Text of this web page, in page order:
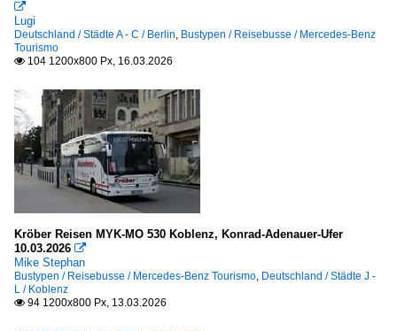

Lugi
Deutschland / Städte A - C / Berlin, Bustypen / Reisebusse / Mercedes-Benz
Tourismo
 104 1200x800 Px, 16.03.2026
Kröber Reisen MYK-MO 530 Koblenz, Konrad-Adenauer-Ufer
10.03.2026 
Mike Stephan
Bustypen / Reisebusse / Mercedes-Benz Tourismo, Deutschland / Städte J -
L / Koblenz
 94 1200x800 Px, 13.03.2026